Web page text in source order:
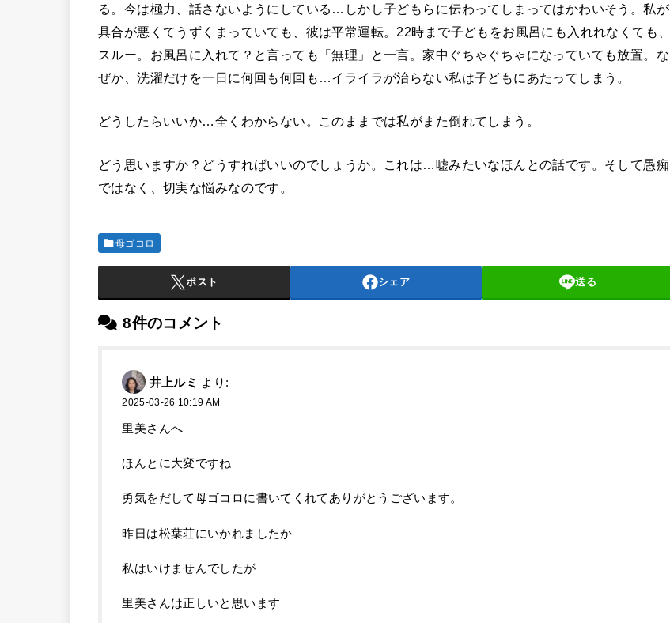
る。今は極力、話さないようにしている…しかし子どもらに伝わってしまってはかわいそう。私が
具合が悪くてうずくまっていても、彼は平常運転。22時まで子どもをお風呂にも入れれなくても、
スルー。お風呂に入れて？と言っても「無理」と一言。家中ぐちゃぐちゃになっていても放置。な
ぜか、洗濯だけを一日に何回も何回も…イライラが治らない私は子どもにあたってしまう。
どうしたらいいか…全くわからない。このままでは私がまた倒れてしまう。
どう思いますか？どうすればいいのでしょうか。これは…嘘みたいなほんとの話です。そして愚痴
ではなく、切実な悩みなのです。
母ゴコロ
ポスト シェア 送る
8件のコメント
井上ルミ より:
2025-03-26 10:19 AM
里美さんへ
ほんとに大変ですね
勇気をだして母ゴコロに書いてくれてありがとうございます。
昨日は松葉荘にいかれましたか
私はいけませんでしたが
里美さんは正しいと思います